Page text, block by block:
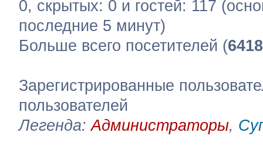
0, скрытых: 0 и гостей: 117
последние 5 минут)
Больше всего посетителей (6418
Зарегистрированные
пользователей
Легенда:Администраторы,